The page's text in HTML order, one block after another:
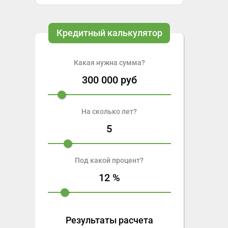
Кредитный калькулятор
Какая нужна сумма?
300 000руб
На сколько лет?
5
Под какой процент?
12%
Результаты расчета